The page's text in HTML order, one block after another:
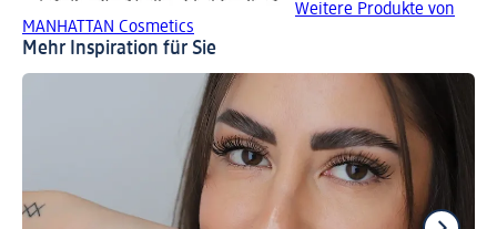
Weitere Produkte von
MANHATTAN Cosmetics
Mehr Inspiration für Sie